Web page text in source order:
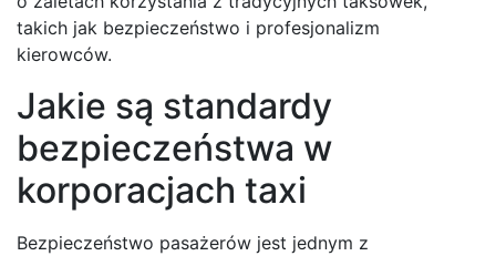
takich jak bezpieczeństwo i profesjonalizm
kierowców.
Jakie są standardy
bezpieczeństwa w
korporacjach taxi
Bezpieczeństwo pasażerów jest jednym z